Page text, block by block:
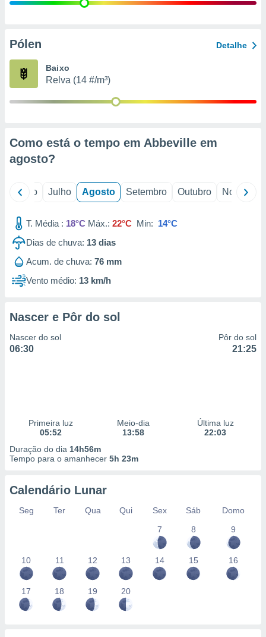
e
de
Pólen Detalhe
Baixo
Relva (14 #/m³)
Como está o tempo em Abbeville em
agosto?
Junho Julho Agosto Setembro Outubro Novembro
T. Média : 18°C Máx.: 22°C Min: 14°C
Dias de chuva: 13 dias
Acum. de chuva: 76 mm
Vento médio: 13 km/h
Nascer e Pôr do sol
Nascer do sol
06:30
Pôr do sol
21:25
Primeira luz
05:52
Meio-dia
13:58
Última luz
22:03
Duração do dia 14h56m
Tempo para o amanhecer 5h 23m
Calendário Lunar
Seg Ter Qua Qui Sex Sáb
Domo
7
8 9
10 11 12 13 14 15 16
17 18 19 20